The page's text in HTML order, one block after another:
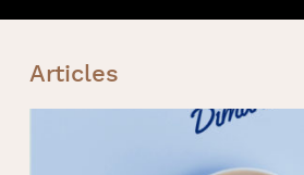
Articles